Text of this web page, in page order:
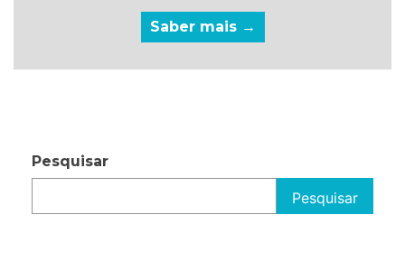
Saber mais →
Pesquisar
Pesquisar